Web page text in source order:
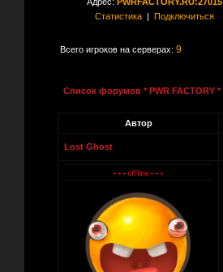
Статистика| Подключиться
Всего игроков на серверах: 9
Список форумов * PWR FACTORY *
Автор
Lost Ghost